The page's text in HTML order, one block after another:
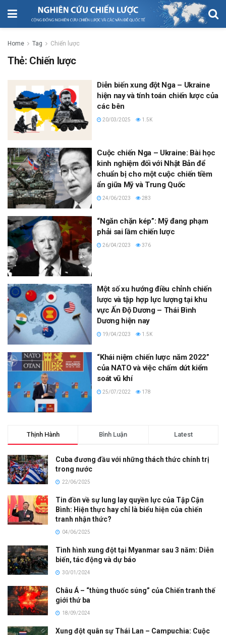
Home Tag Chiến lược
Thẻ: Chiến lược
Diễn biến xung đột Nga – Ukraine
hiện nay và tính toán chiến lược của
các bên
20/03/2025 1.5K
Cuộc chiến Nga – Ukraine: Bài học
kinh nghiệm đối với Nhật Bản để
chuẩn bị cho một cuộc chiến tiềm
ẩn giữa Mỹ và Trung Quốc
24/06/2023 283
“Ngăn chặn kép”: Mỹ đang phạm
phải sai lầm chiến lược
26/04/2023 376
Một số xu hướng điều chỉnh chiến
lược và tập hợp lực lượng tại khu
vực Ấn Độ Dương – Thái Bình
Dương hiện nay
19/04/2023 1.5K
“Khái niệm chiến lược năm 2022”
của NATO và việc chấm dứt kiểm
soát vũ khí
25/07/2022 178
Thịnh Hành Bình Luận Latest
Cuba đương đầu với những thách thức chính trị
trong nước
22/06/2025
Tin đồn về sự lung lay quyền lực của Tập Cận
Bình: Hiện thực hay chỉ là biểu hiện của chiến
tranh nhận thức?
04/06/2025
Tình hình xung đột tại Myanmar sau 3 năm: Diễn
biến, tác động và dự báo
30/01/2024
Châu Á – “thùng thuốc súng” của Chiến tranh thế
giới thứ ba
18/09/2024
Xung đột quân sự Thái Lan – Campuchia: Cuộc